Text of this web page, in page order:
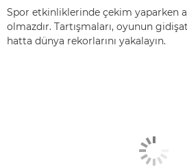
Spor etkinliklerinde çekim yaparken
olmazdır. Tartışmaları, oyunun
hatta dünya rekorlarını yakalayın.